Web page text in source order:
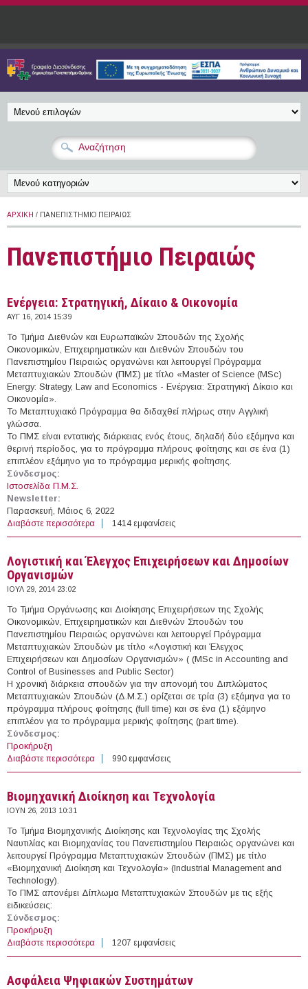
Παράκαμψη προς το κυρίως περιεχόμενο
ΑΡΧΙΚΉ / ΠΑΝΕΠΙΣΤΉΜΙΟ ΠΕΙΡΑΙΏΣ
Πανεπιστήμιο Πειραιώς
Ενέργεια: Στρατηγική, Δίκαιο & Οικονομία
ΑΥΓ 16, 2014 15:39
Το Τμήμα Διεθνών και Ευρωπαϊκών Σπουδών της Σχολής
Οικονομικών, Επιχειρηματικών και Διεθνών Σπουδών του
Πανεπιστημίου Πειραιώς οργανώνει και λειτουργεί Πρόγραμμα
Μεταπτυχιακών Σπουδών (ΠΜΣ) με τίτλο «Master of Science (MSc)
Energy: Strategy, Law and Economics - Ενέργεια: Στρατηγική Δίκαιο και
Οικονομία».
Το Μεταπτυχιακό Πρόγραμμα θα διδαχθεί πλήρως στην Αγγλική
γλώσσα.
Το ΠΜΣ είναι εντατικής διάρκειας ενός έτους, δηλαδή δύο εξάμηνα και
θερινή περίοδος, για το πρόγραμμα πλήρους φοίτησης και σε ένα (1)
επιπλέον εξάμηνο για το πρόγραμμα μερικής φοίτησης.
Σύνδεσμος:
Ιστοσελίδα Π.Μ.Σ.
Newsletter:
Παρασκευή, Μάιος 6, 2022
Διαβάστε περισσότερα για Ενέργεια: Στρατηγική, Δίκαιο & Οικονομία
1414 εμφανίσεις
Λογιστική και Έλεγχος Επιχειρήσεων και Δημοσίων
Οργανισμών
ΙΟΥΛ 29, 2014 23:02
Το Τμήμα Οργάνωσης και Διοίκησης Επιχειρήσεων της Σχολής
Οικονομικών, Επιχειρηματικών και Διεθνών Σπουδών του
Πανεπιστημίου Πειραιώς οργανώνει και λειτουργεί Πρόγραμμα
Μεταπτυχιακών Σπουδών με τίτλο «Λογιστική και Έλεγχος
Επιχειρήσεων και Δημοσίων Οργανισμών» ( (MSc in Accounting and
Control of Businesses and Public Sector)
Η χρονική διάρκεια σπουδών για την απονομή του Διπλώματος
Μεταπτυχιακών Σπουδών (Δ.Μ.Σ.) ορίζεται σε τρία (3) εξάμηνα για το
πρόγραμμα πλήρους φοίτησης (full time) και σε ένα (1) εξάμηνο
επιπλέον για το πρόγραμμα μερικής φοίτησης (part time).
Σύνδεσμος:
Προκήρυξη
Διαβάστε περισσότερα για Λογιστική και Έλεγχος Επιχειρήσεων και Δημοσίων
Οργανισμών
990 εμφανίσεις
Βιομηχανική Διοίκηση και Τεχνολογία
ΙΟΥΝ 26, 2013 10:31
Το Τμήμα Βιομηχανικής Διοίκησης και Τεχνολογίας της Σχολής
Ναυτιλίας και Βιομηχανίας του Πανεπιστημίου Πειραιώς οργανώνει και
λειτουργεί Πρόγραμμα Μεταπτυχιακών Σπουδών (ΠΜΣ) με τίτλο
«Βιομηχανική Διοίκηση και Τεχνολογία» (Industrial Management and
Technology).
Το ΠΜΣ απονέμει Δίπλωμα Μεταπτυχιακών Σπουδών με τις εξής
ειδικεύσεις:
Σύνδεσμος:
Προκήρυξη
Διαβάστε περισσότερα για Βιομηχανική Διοίκηση και Τεχνολογία
1207 εμφανίσεις
Ασφάλεια Ψηφιακών Συστημάτων